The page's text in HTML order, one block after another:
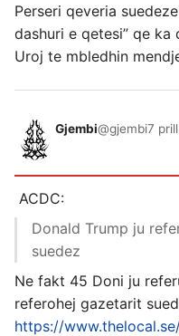
Perseri qeveria
dashuri e qetesi” qe ka
Uroj te mbledhin
Gjembi@gjembi7
ACDC:
Donald Trump ju
suedez
Ne fakt 45 Doni ju
referohej gazetarit
https://